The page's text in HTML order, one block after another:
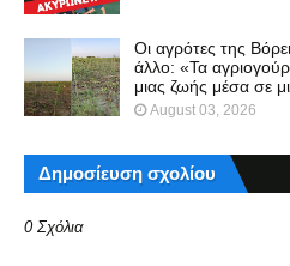
Οι αγρότες της
άλλο: «Τα
μιας ζωής μέσα σε
August 03, 2026
Δημοσίευση σχολίου
0 Σχόλια